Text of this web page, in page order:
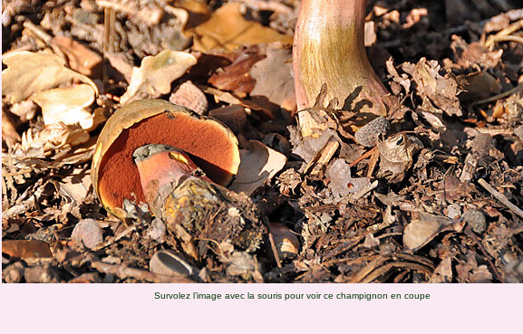
Survolez l’image avec la souris pour voir ce champignon en coupe